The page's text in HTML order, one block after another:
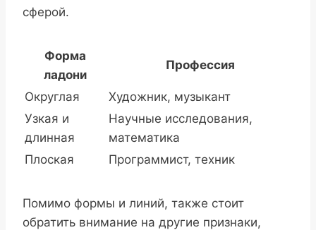
сферой.
Форма
ладони
Профессия
Округлая
Художник, музыкант
Узкая и
длинная
Научные исследования,
математика
Плоская
Программист, техник
Помимо формы и линий, также стоит
обратить внимание на другие признаки,